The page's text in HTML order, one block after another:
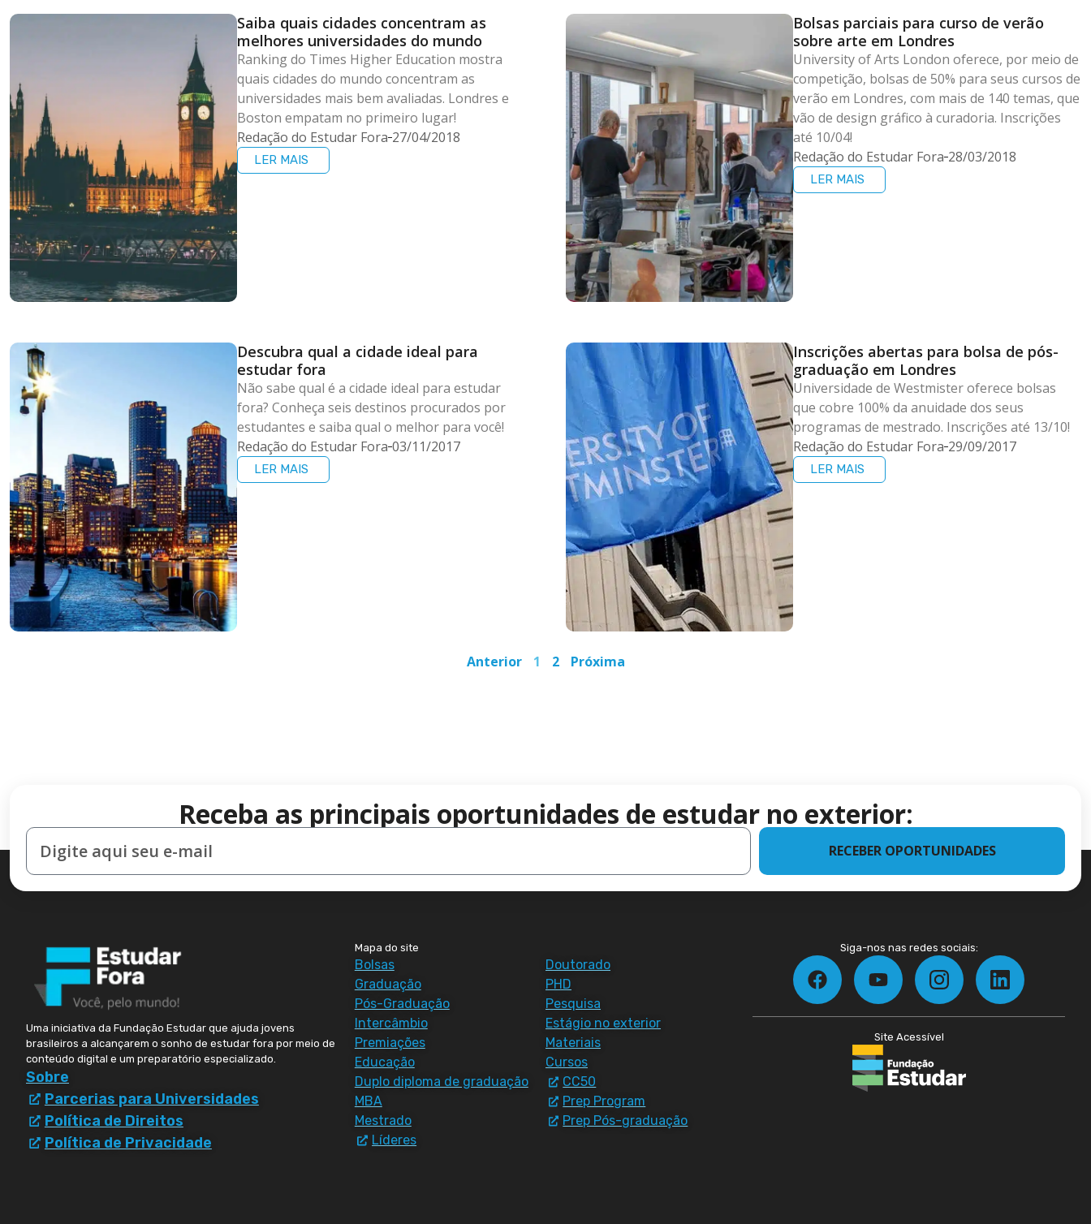
Saiba quais cidades concentram as
melhores universidades do mundo
Ranking do Times Higher Education mostra
quais cidades do mundo concentram as
universidades mais bem avaliadas. Londres e
Boston empatam no primeiro lugar!
Redação do Estudar Fora 27/04/2018
LER MAIS
Bolsas parciais para curso de verão
sobre arte em Londres
University of Arts London oferece, por meio de
competição, bolsas de 50% para seus cursos de
verão em Londres, com mais de 140 temas, que
vão de design gráfico à curadoria. Inscrições
até 10/04!
Redação do Estudar Fora 28/03/2018
LER MAIS
Descubra qual a cidade ideal para
estudar fora
Não sabe qual é a cidade ideal para estudar
fora? Conheça seis destinos procurados por
estudantes e saiba qual o melhor para você!
Redação do Estudar Fora 03/11/2017
LER MAIS
Inscrições abertas para bolsa de pós-
graduação em Londres
Universidade de Westmister oferece bolsas
que cobre 100% da anuidade dos seus
programas de mestrado. Inscrições até 13/10!
Redação do Estudar Fora 29/09/2017
LER MAIS
Anterior 1 2 Próxima
Receba as principais oportunidades de estudar no exterior:
RECEBER OPORTUNIDADES
Uma iniciativa da Fundação Estudar que ajuda jovens
brasileiros a alcançarem o sonho de estudar fora por meio de
conteúdo digital e um preparatório especializado.
Sobre
Parcerias para Universidades
Política de Direitos
Política de Privacidade
Mapa do site
Bolsas
Graduação
Pós-Graduação
Intercâmbio
Premiações
Educação
Duplo diploma de graduação
MBA
Mestrado
Líderes
Doutorado
PHD
Pesquisa
Estágio no exterior
Materiais
Cursos
CC50
Prep Program
Prep Pós-graduação
Siga-nos nas redes sociais:
Site Acessível